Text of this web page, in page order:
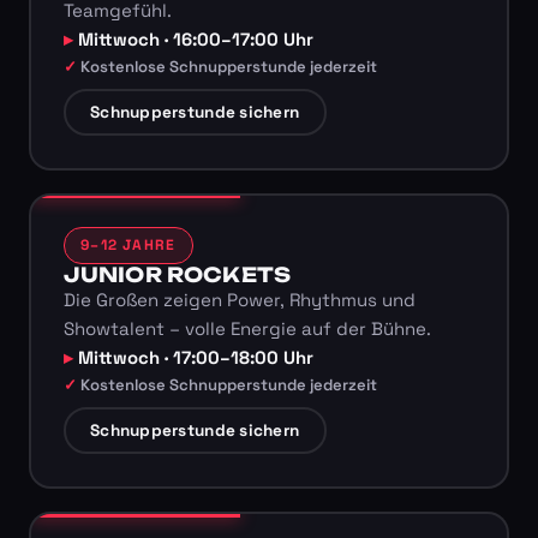
Teamgefühl.
Mittwoch · 16:00–17:00 Uhr
Kostenlose Schnupperstunde jederzeit
Schnupperstunde sichern
9–12 JAHRE
JUNIOR ROCKETS
Die Großen zeigen Power, Rhythmus und
Showtalent – volle Energie auf der Bühne.
Mittwoch · 17:00–18:00 Uhr
Kostenlose Schnupperstunde jederzeit
Schnupperstunde sichern